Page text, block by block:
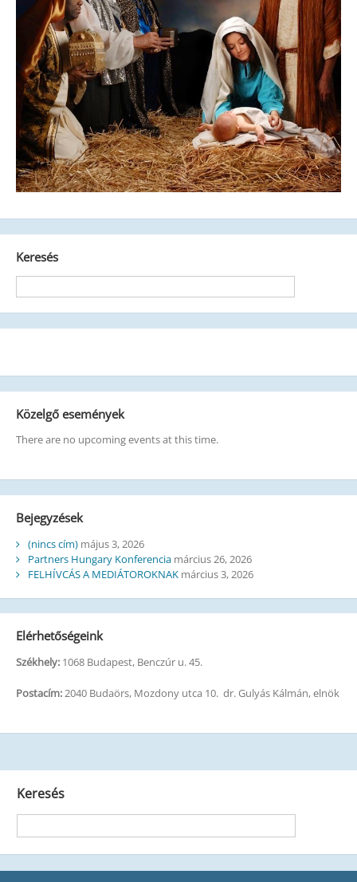
Keresés
Közelgő események
There are no upcoming events at this time.
Bejegyzések
(nincs cím) május 3, 2026
Partners Hungary Konferencia március 26, 2026
FELHÍVCÁS A MEDIÁTOROKNAK március 3, 2026
Elérhetőségeink
Székhely:1068 Budapest, Benczúr u. 45.
Postacím:2040 Budaörs, Mozdony utca 10. dr. Gulyás Kálmán, elnök
Keresés